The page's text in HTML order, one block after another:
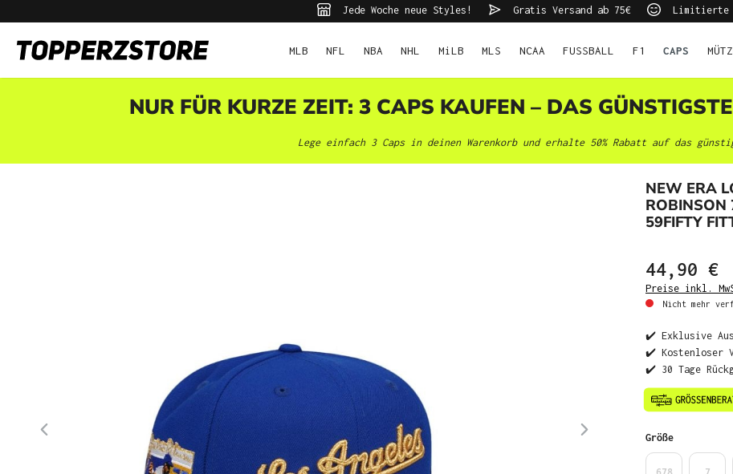
Jede Woche neue Styles! Gratis Versand ab 75€ Limitierte
MLB NFL NBA NHL MiLB MLS NCAA FUSSBALL F1 CAPS
NUR FÜR KURZE ZEIT: 3 CAPS KAUFEN – DAS
Lege einfach 3 Caps in deinen Warenkorb und erhalte 50% Rabatt auf das
NEW ERA
ROBINSON
59FIFTY
44,90 €
Preise inkl.
Nicht mehr
✔️ Exklusive
✔️ Kostenloser
✔️ 30 Tage
Größeauswählen